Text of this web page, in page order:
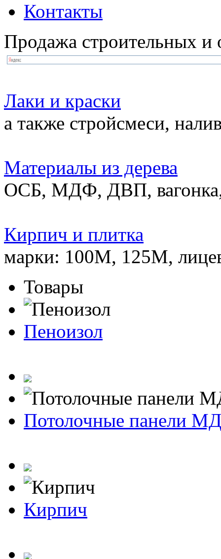
Контакты
Продажа строительных и
Лаки и краски
а также стройсмеси,
Материалы из дерева
ОСБ, МДФ, ДВП,
Кирпич и плитка
марки: 100М, 125М,
Товары
Пеноизол
Потолочные панели
Кирпич